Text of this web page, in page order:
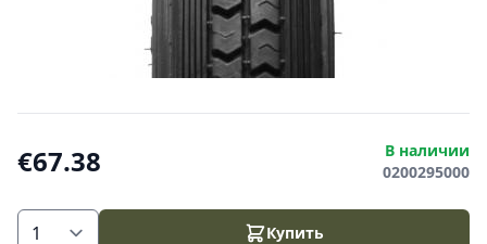
€67.38
В наличии
0200295000
Купить